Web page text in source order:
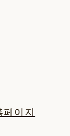
이지